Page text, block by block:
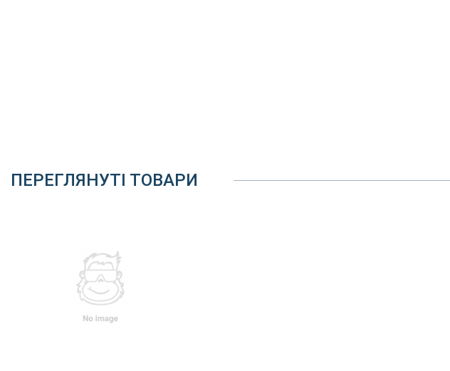
ПЕРЕГЛЯНУТІ ТОВАРИ